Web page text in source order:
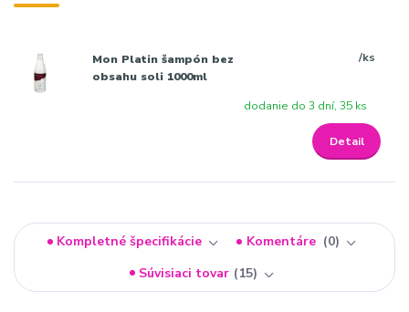
Mon Platin šampón bez
obsahu soli 1000ml
/ks
dodanie do 3 dní, 35 ks
Detail
Kompletné špecifikácie Komentáre
0
Súvisiaci tovar
15